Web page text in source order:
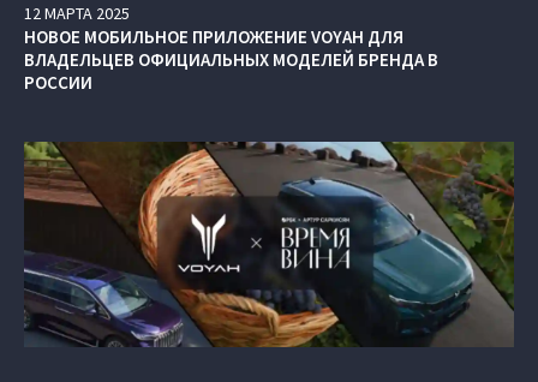
12МАРТА 2025
НОВОЕ МОБИЛЬНОЕ ПРИЛОЖЕНИЕ VOYAH ДЛЯ
ВЛАДЕЛЬЦЕВ ОФИЦИАЛЬНЫХ МОДЕЛЕЙ БРЕНДА В
РОССИИ